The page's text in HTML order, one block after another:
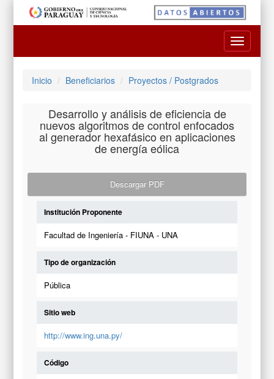
Toggle
Inicio Beneficiarios Proyectos / Postgrados
Desarrollo y análisis de eficiencia de
nuevos algoritmos de control enfocados
al generador hexafásico en aplicaciones
de energía eólica
Descargar PDF
Institución Proponente
Facultad de Ingeniería - FIUNA - UNA
Tipo de organización
Pública
Sitio web
http://www.ing.una.py/
Código